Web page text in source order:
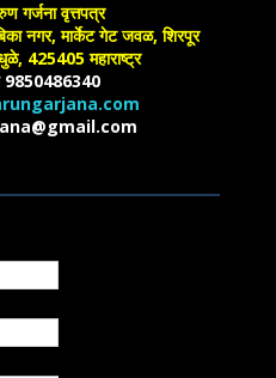
गर्जना वृत्तपत्र
नगर, मार्केट गेट जवळ, शिरपूर
425405 महाराष्ट्र
9850486340